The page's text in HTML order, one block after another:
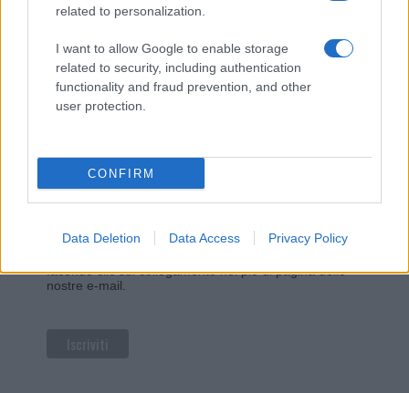
related to personalization.
I want to allow Google to enable storage
related to security, including authentication
functionality and fraud prevention, and other
user protection.
CONFIRM
Data Deletion Data Access Privacy Policy
email periodiche contenenti le ultime notizie pubblicate
sul sito web!
*campo obbligatorio
Indirizzo email*
di Mailchimp.
facendo clic sul collegamento nel piè di pagina delle
nostre e-mail.